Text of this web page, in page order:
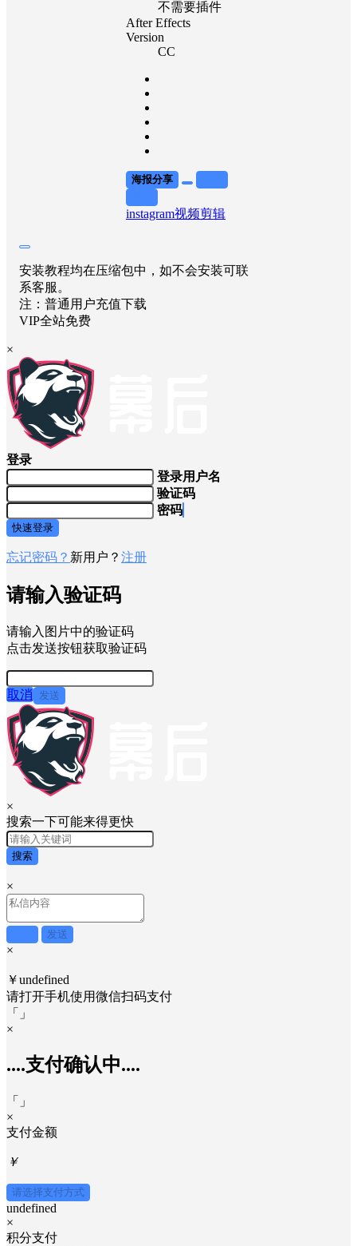
不需要插件
After Effects
Version
CC
海报分享
instagram视频剪辑
安装教程均在压缩包中，如不会安装可联
系客服。
注：普通用户充值下载
VIP全站免费
×
登录
登录用户名
验证码
密码
快速登录
忘记密码？ 新用户？ 注册
请输入验证码
请输入图片中的验证码
点击发送按钮获取验证码
取消 发送
×
搜索一下可能来得更快
搜索
×
发送
×
￥undefined
请打开手机使用微信扫码支付
「
」
×
....支付确认中....
「
」
×
支付金额
￥
请选择支付方式
undefined
×
积分支付